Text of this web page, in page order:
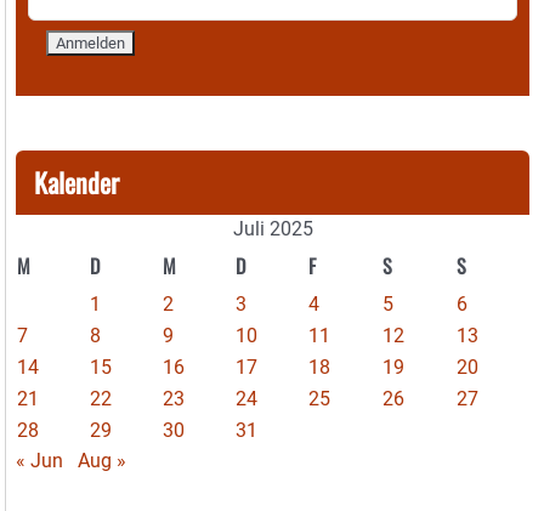
Kalender
Juli 2025
M D M D F S S
1 2 3 4 5
6
7
8 9 10 11 12
13
14
15 16 17 18 19
20
21
22 23 24 25 26
27
28
29 30
31
« Jun
Aug »